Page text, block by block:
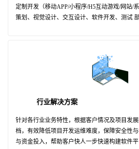
定制开发（移动APP/小程序/H5互动游戏/网站/
策划、视觉设计、交互设计、软件开发、测试
行业解决方案
针对各行业业务特性，根据客户情况及项目发
档，有效降低项目开发运维难度，保障安全性
与资金投入，帮助客户快人一步快速构建软件平